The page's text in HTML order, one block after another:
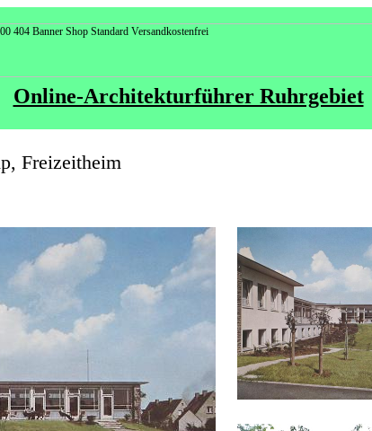
Online-Architekturführer Ruhrgebiet
Freizeitheim